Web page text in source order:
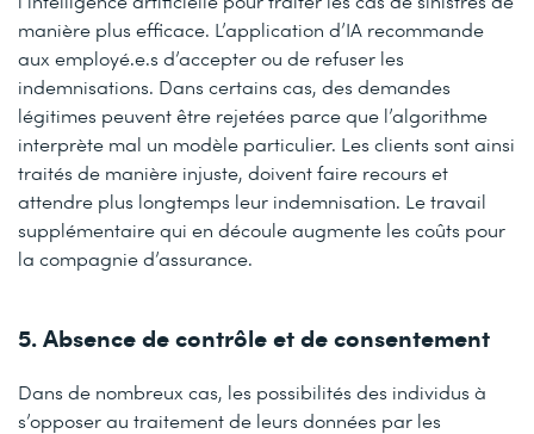
manière plus efficace. L’application d’IA recommande
aux employé.e.s d’accepter ou de refuser les
indemnisations. Dans certains cas, des demandes
légitimes peuvent être rejetées parce que l’algorithme
interprète mal un modèle particulier. Les clients sont ainsi
traités de manière injuste, doivent faire recours et
attendre plus longtemps leur indemnisation. Le travail
supplémentaire qui en découle augmente les coûts pour
la compagnie d’assurance.
5. Absence de contrôle et de consentement
Dans de nombreux cas, les possibilités des individus à
s’opposer au traitement de leurs données par les